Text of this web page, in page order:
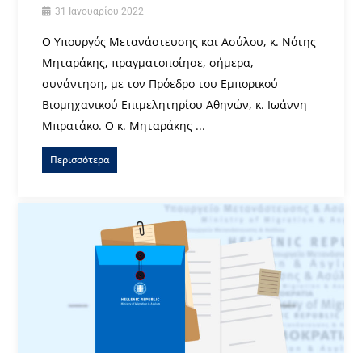
31 Ιανουαρίου 2022
Ο Υπουργός Μετανάστευσης και Ασύλου, κ. Νότης
Μηταράκης, πραγματοποίησε, σήμερα,
συνάντηση, με τον Πρόεδρο του Εμπορικού
Βιομηχανικού Επιμελητηρίου Αθηνών, κ. Ιωάννη
Μπρατάκο. Ο κ. Μηταράκης ...
Περισσότερα